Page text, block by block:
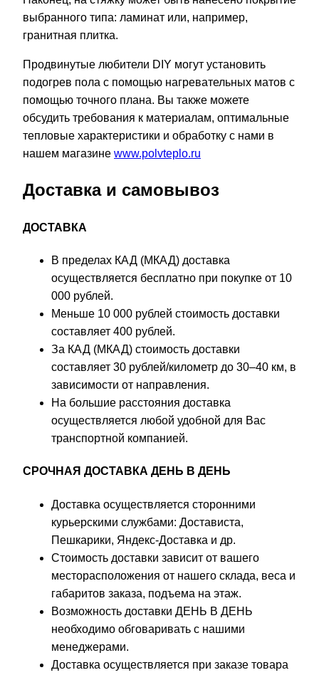
выбранного типа: ламинат или, например,
гранитная плитка.
Продвинутые любители DIY могут установить
подогрев пола с помощью нагревательных матов с
помощью точного плана. Вы также можете
обсудить требования к материалам, оптимальные
тепловые характеристики и обработку с нами в
нашем магазине www.polvteplo.ru
Доставка и самовывоз
ДОСТАВКА
В пределах КАД (МКАД) доставка
осуществляется бесплатно при покупке от 10
000 рублей.
Меньше 10 000 рублей стоимость доставки
составляет 400 рублей.
За КАД (МКАД) стоимость доставки
составляет 30 рублей/километр до 30–40 км, в
зависимости от направления.
На большие расстояния доставка
осуществляется любой удобной для Вас
транспортной компанией.
СРОЧНАЯ ДОСТАВКА ДЕНЬ В ДЕНЬ
Доставка осуществляется сторонними
курьерскими службами: Достависта,
Пешкарики, Яндекс-Доставка и др.
Стоимость доставки зависит от вашего
месторасположения от нашего склада, веса и
габаритов заказа, подъема на этаж.
Возможность доставки ДЕНЬ В ДЕНЬ
необходимо обговаривать с нашими
менеджерами.
Доставка осуществляется при заказе товара